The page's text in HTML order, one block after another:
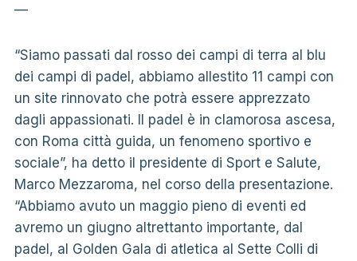
—
“Siamo passati dal rosso dei campi di terra al blu
dei campi di padel, abbiamo allestito 11 campi con
un site rinnovato che potrà essere apprezzato
dagli appassionati. Il padel è in clamorosa ascesa,
con Roma città guida, un fenomeno sportivo e
sociale”, ha detto il presidente di Sport e Salute,
Marco Mezzaroma, nel corso della presentazione.
“Abbiamo avuto un maggio pieno di eventi ed
avremo un giugno altrettanto importante, dal
padel, al Golden Gala di atletica al Sette Colli di